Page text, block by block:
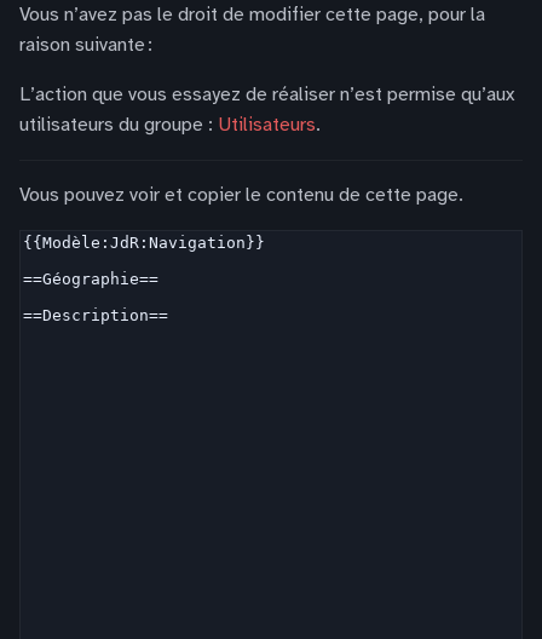
Vous n’avez pas le droit de modifier cette page, pour la
raison suivante :
L’action que vous essayez de réaliser n’est permise qu’aux
utilisateurs du groupe : Utilisateurs.
Vous pouvez voir et copier le contenu de cette page.